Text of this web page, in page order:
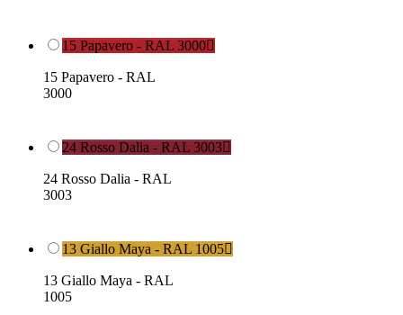
15 Papavero - RAL 3000
15 Papavero - RAL
3000
24 Rosso Dalia - RAL 3003
24 Rosso Dalia - RAL
3003
13 Giallo Maya - RAL 1005
13 Giallo Maya - RAL
1005